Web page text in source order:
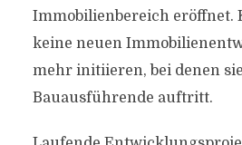
Immobilienbereich eröffnet.
keine neuen
mehr initiieren, bei denen
Bauausführende auftritt.